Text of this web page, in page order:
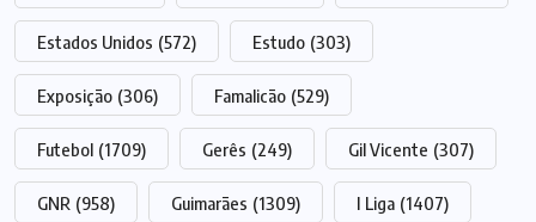
Estados Unidos (572) Estudo (303)
Exposição (306) Famalicão (529)
Futebol (1709) Gerês (249) Gil Vicente (307)
GNR (958) Guimarães (1309) I Liga (1407)